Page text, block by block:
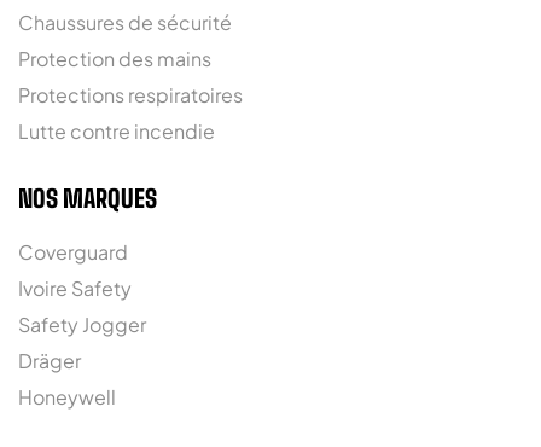
Chaussures de sécurité
Protection des mains
Protections respiratoires
Lutte contre incendie
NOS MARQUES
Coverguard
Ivoire Safety
Safety Jogger
Dräger
Honeywell